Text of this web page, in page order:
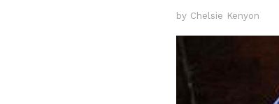
by Chelsie Kenyon